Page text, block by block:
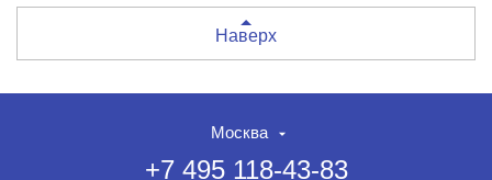
Наверх
Москва
+7 495 118-43-83